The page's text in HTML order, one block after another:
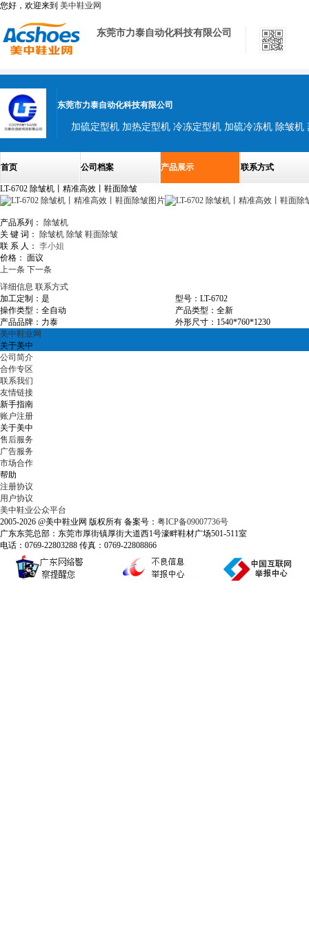
您好，欢迎来到 美中鞋业网
东莞市力泰自动化科技有限公司
东莞市力泰自动化科技有限公司
首页 公司档案 产品展示 联系方式
LT-6702 除皱机丨精准高效丨鞋面除皱
产品系列：
除皱机
关 键 词：
除皱机 除皱 鞋面除皱
联 系 人： 李小姐
价格： 面议
上一条 下一条
详细信息 联系方式
加工定制：是
型号：LT-6702
操作类型：全自动
产品类型：全新
产品品牌：力泰
外形尺寸：1540*760*1230
美中鞋业网
关于美中
公司简介
合作专区
联系我们
友情链接
新手指南
账户注册
关于美中
售后服务
广告服务
市场合作
帮助
注册协议
用户协议
美中鞋业公众平台
2005-2026 @美中鞋业网 版权所有 备案号： 粤ICP备09007736号
广东东莞总部：东莞市厚街镇厚街大道西1号濠畔鞋材广场501-511室
电话：0769-22803288 传真：0769-22808866